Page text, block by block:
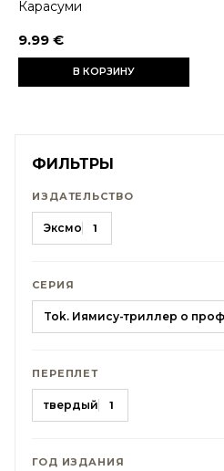
ФИЛЬТРЫ
ИЗДАТЕЛЬСТВО
Эксмо 1
СЕРИЯ
ПЕРЕПЛЕТ
твердый 1
ГОД ИЗДАНИЯ
Карасуми
9.99 €
В КОРЗИНУ